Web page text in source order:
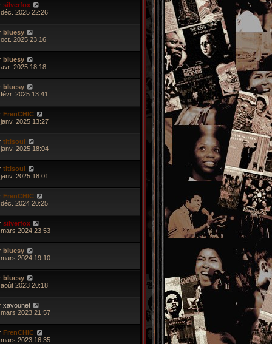
silverfox
2025 22:26
bluesy
2025 23:16
bluesy
2025 18:18
bluesy
2025 13:41
FrenCHIC
2025 13:27
titisoul
2025 18:04
titisoul
2025 18:01
FrenCHIC
2024 20:25
silverfox
mars 2024 23:53
bluesy
2024 19:10
bluesy
2023 20:18
xavounet
mars 2023 21:57
FrenCHIC
mars 2023 16:35